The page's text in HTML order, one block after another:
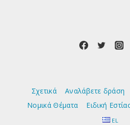
Σχετικά Αναλάβετε δράση
Νομικά Θέματα
Ειδική
EL